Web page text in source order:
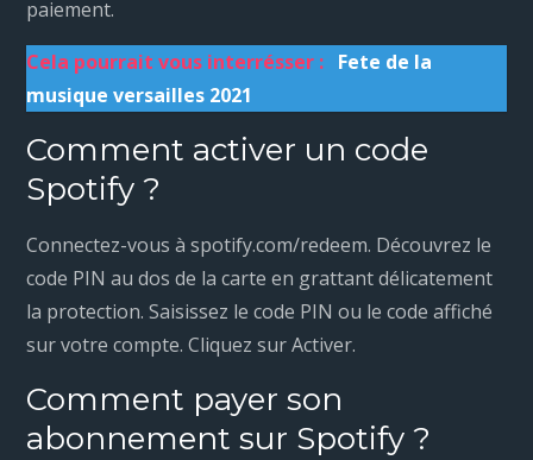
paiement.
Cela pourrait vous interrésser : Fete de la
musique versailles 2021
Comment activer un code
Spotify ?
Connectez-vous à spotify.com/redeem. Découvrez le
code PIN au dos de la carte en grattant délicatement
la protection. Saisissez le code PIN ou le code affiché
sur votre compte. Cliquez sur Activer.
Comment payer son
abonnement sur Spotify ?